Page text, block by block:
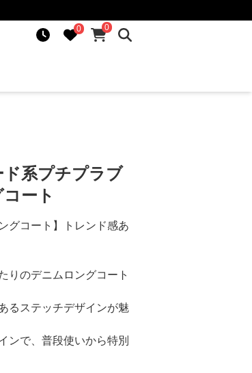
0
0
系プチプラブ
ート
グコート】トレンド感あ
りのデニムロングコート
るステッチデザインが魅
ンで、普段使いから特別